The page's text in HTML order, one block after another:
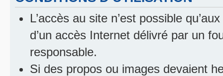
L’accès au site n’est possible
d’un accès Internet délivré par un
responsable.
Si des propos ou images devaient